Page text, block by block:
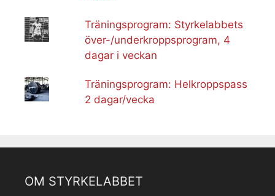
Träningsprogram: Styrkelabbets
över-/underkroppsprogram, 4
dagar i veckan
Träningsprogram: Helkroppspass
2 dagar/vecka
OM STYRKELABBET